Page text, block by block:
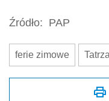
Źródło: PAP
ferie zimowe